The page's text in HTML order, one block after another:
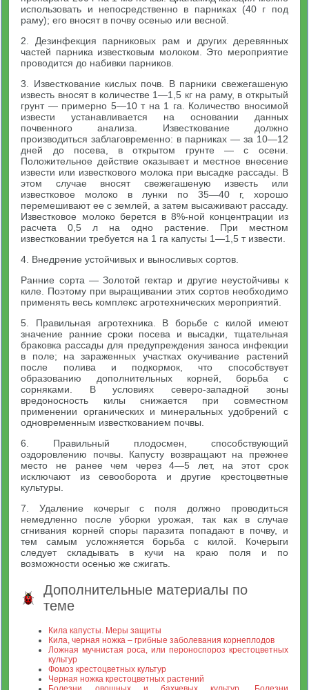
использовать и непосредственно в парниках (40 г под
раму); его вносят в почву осенью или весной.
2. Дезинфекция парниковых рам и других деревянных
частей парника известковым молоком. Это мероприятие
проводится до набивки парников.
3. Известкование кислых почв. В парники свежегашеную
известь вносят в количестве 1—1,5 кг на раму, в открытый
грунт — примерно 5—10 т на 1 га. Количество вносимой
извести устанавливается на основании данных
почвенного анализа. Известкование должно
производиться заблаговременно: в парниках — за 10—12
дней до посева, в открытом грунте — с осени.
Положительное действие оказывает и местное внесение
извести или известкового молока при высадке рассады. В
этом случае вносят свежегашеную известь или
известковое молоко в лунки по 35—40 г, хорошо
перемешивают ее с землей, а затем высаживают рассаду.
Известковое молоко берется в 8%-ной концентрации из
расчета 0,5 л на одно растение. При местном
известковании требуется на 1 га капусты 1—1,5 т извести.
4. Внедрение устойчивых и выносливых сортов.
Ранние сорта — Золотой гектар и другие неустойчивы к
киле. Поэтому при выращивании этих сортов необходимо
применять весь комплекс агротехнических мероприятий.
5. Правильная агротехника. В борьбе с килой имеют
значение ранние сроки посева и высадки, тщательная
браковка рассады для предупреждения заноса инфекции
в поле; на зараженных участках окучивание растений
после полива и подкормок, что способствует
образованию дополнительных корней, борьба с
сорняками. В условиях северо-западной зоны
вредоносность килы снижается при совместном
применении органических и минеральных удобрений с
одновременным известкованием почвы.
6. Правильный плодосмен, способствующий
оздоровлению почвы. Капусту возвращают на прежнее
место не ранее чем через 4—5 лет, на этот срок
исключают из севооборота и другие крестоцветные
культуры.
7. Удаление кочерыг с поля должно проводиться
немедленно после уборки урожая, так как в случае
сгнивания корней споры паразита попадают в почву, и
тем самым усложняется борьба с килой. Кочерыги
следует складывать в кучи на краю поля и по
возможности осенью же сжигать.
Дополнительные материалы по
теме
Кила капусты. Меры защиты
Кила, черная ножка – грибные заболевания корнеплодов
Ложная мучнистая роса, или пероноспороз крестоцветных
культур
Фомоз крестоцветных культур
Черная ножка крестоцветных растений